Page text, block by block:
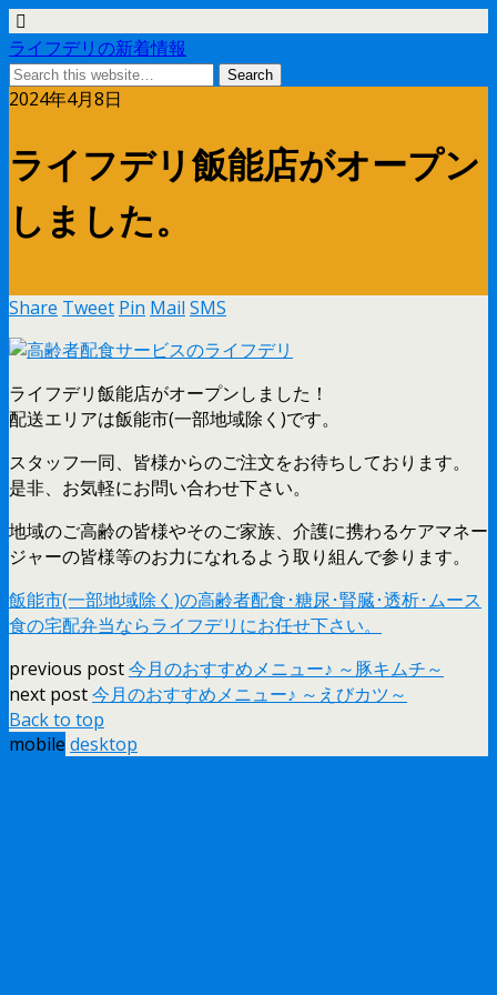
ライフデリの新着情報
2024年4月8日
ライフデリ飯能店がオープン
しました。
Share Tweet Pin Mail SMS
ライフデリ飯能店がオープンしました！
配送エリアは飯能市(一部地域除く)です。
スタッフ一同、皆様からのご注文をお待ちしております。
是非、お気軽にお問い合わせ下さい。
地域のご高齢の皆様やそのご家族、介護に携わるケアマネー
ジャーの皆様等のお力になれるよう取り組んで参ります。
飯能市(一部地域除く)の高齢者配食･糖尿･腎臓･透析･ムース
食の宅配弁当ならライフデリにお任せ下さい。
previous post今月のおすすめメニュー♪ ～豚キムチ～
next post今月のおすすめメニュー♪ ～えびカツ～
Back to top
mobile desktop